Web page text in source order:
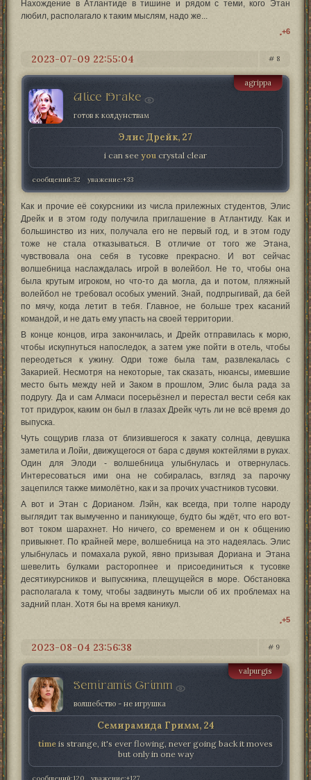
Нахождение в Атлантиде в тишине и рядом с теми, кого Этан
любил, располагало к таким мыслям, надо же...
+6
8
2023-07-09 22:55:04
Alice Drake
agrippa
готов к колдунствам
Элис Дрейк, 27
i can see you crystal clear
сообщений:32 уважение:+33
Как и прочие её сокурсники из числа прилежных студентов, Элис
Дрейк и в этом году получила приглашение в Атлантиду. Как и
большинство из них, получала его не первый год, и в этом году
тоже не стала отказываться. В отличие от того же Этана,
чувствовала она себя в тусовке прекрасно. И вот сейчас
волшебница наслаждалась игрой в волейбол. Не то, чтобы она
была крутым игроком, но что-то да могла, да и потом, пляжный
волейбол не требовал особых умений. Знай, подпрыгивай, да бей
по мячу, когда летит в тебя. Главное, не больше трех касаний
командой, и не дать ему упасть на своей территории.
В конце концов, игра закончилась, и Дрейк отправилась к морю,
чтобы искупнуться напоследок, а затем уже пойти в отель, чтобы
переодеться к ужину. Одри тоже была там, развлекалась с
Закарией. Несмотря на некоторые, так сказать, нюансы, имевшие
место быть между ней и Заком в прошлом, Элис была рада за
подругу. Да и сам Алмаси посерьёзнел и перестал вести себя как
тот придурок, каким он был в глазах Дрейк чуть ли не всё время до
выпуска.
Чуть сощурив глаза от близившегося к закату солнца, девушка
заметила и Лойи, движущегося от бара с двумя коктейлями в руках.
Один для Элоди - волшебница улыбнулась и отвернулась.
Интересоваться ими она не собиралась, взгляд за парочку
зацепился также мимолётно, как и за прочих участников тусовки.
А вот и Этан с Дорианом. Лэйн, как всегда, при толпе народу
выглядит так вымученно и паникующе, будто бы ждёт, что его вот-
вот током шарахнет. Но ничего, со временем и он к общению
привыкнет. По крайней мере, волшебница на это надеялась. Элис
улыбнулась и помахала рукой, явно призывая Дориана и Этана
шевелить булками расторопнее и присоединиться к тусовке
десятикурсников и выпускника, плещущейся в море. Обстановка
располагала к тому, чтобы задвинуть мысли об их проблемах на
задний план. Хотя бы на время каникул.
+5
9
2023-08-04 23:56:38
Semiramis Grimm
valpurgis
волшебство - не игрушка
Семирамида Гримм, 24
time is strange, it's ever flowing, never going back it moves
but only in one way
сообщений:120 уважение:+127